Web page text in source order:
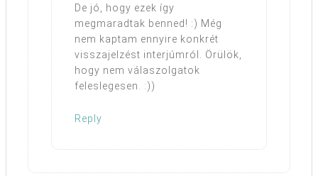
De jó, hogy ezek így
megmaradtak benned! :) Még
nem kaptam ennyire konkrét
visszajelzést interjúmról. Örülök,
hogy nem válaszolgatok
feleslegesen. :))
Reply